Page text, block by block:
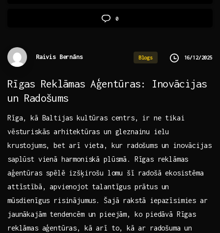
0
Raivis Bernāns Blogs 16/12/2025
Rīgas Reklāmas Aģentūras: Inovācijas
un Radošums
Rīga, kā Baltijas kultūras centrs, ir ne tikai
vēsturiskās arhitektūras un gleznainu ielu
krustojums, bet arī vieta, kur radošums un inovācijas
saplūst vienā harmoniskā plūsmā. Rīgas ⁤reklāmas
aģentūras spēlē izšķirošu⁢ lomu šī radošā ekosistēma
attīstībā, apvienojot talantīgus prātus un
mūsdienīgus risinājumus.‍ Šajā rakstā iepazīsimies ar
jaunākajām tendencēm un pieejām, ko ⁢piedāvā Rīgas
reklāmas aģentūras, kā arī to, kā ⁢ar radošuma‌ un